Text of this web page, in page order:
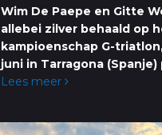
Wim De Paepe en Gitte
allebei zilver behaald op
kampioenschap G-
juni in Tarragona
Lees meer